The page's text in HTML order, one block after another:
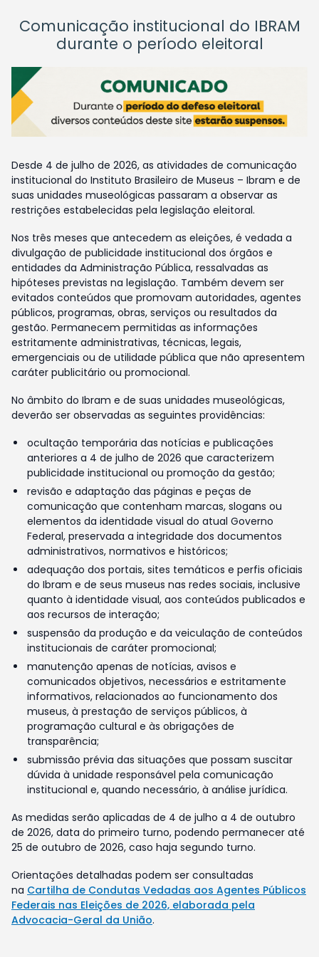
Comunicação institucional do IBRAM
durante o período eleitoral
Desde 4 de julho de 2026, as atividades de comunicação
institucional do Instituto Brasileiro de Museus – Ibram e de
suas unidades museológicas passaram a observar as
restrições estabelecidas pela legislação eleitoral.
Nos três meses que antecedem as eleições, é vedada a
divulgação de publicidade institucional dos órgãos e
entidades da Administração Pública, ressalvadas as
hipóteses previstas na legislação. Também devem ser
evitados conteúdos que promovam autoridades, agentes
públicos, programas, obras, serviços ou resultados da
gestão. Permanecem permitidas as informações
estritamente administrativas, técnicas, legais,
emergenciais ou de utilidade pública que não apresentem
caráter publicitário ou promocional.
No âmbito do Ibram e de suas unidades museológicas,
deverão ser observadas as seguintes providências:
ocultação temporária das notícias e publicações
anteriores a 4 de julho de 2026 que caracterizem
publicidade institucional ou promoção da gestão;
revisão e adaptação das páginas e peças de
comunicação que contenham marcas, slogans ou
elementos da identidade visual do atual Governo
Federal, preservada a integridade dos documentos
administrativos, normativos e históricos;
adequação dos portais, sites temáticos e perfis oficiais
do Ibram e de seus museus nas redes sociais, inclusive
quanto à identidade visual, aos conteúdos publicados e
aos recursos de interação;
suspensão da produção e da veiculação de conteúdos
institucionais de caráter promocional;
manutenção apenas de notícias, avisos e
comunicados objetivos, necessários e estritamente
informativos, relacionados ao funcionamento dos
museus, à prestação de serviços públicos, à
programação cultural e às obrigações de
transparência;
submissão prévia das situações que possam suscitar
dúvida à unidade responsável pela comunicação
institucional e, quando necessário, à análise jurídica.
As medidas serão aplicadas de 4 de julho a 4 de outubro
de 2026, data do primeiro turno, podendo permanecer até
25 de outubro de 2026, caso haja segundo turno.
Orientações detalhadas podem ser consultadas
na Cartilha de Condutas Vedadas aos Agentes Públicos
Federais nas Eleições de 2026, elaborada pela
Advocacia-Geral da União.